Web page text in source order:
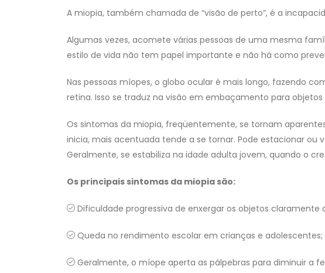
A miopia, também chamada de “visão de perto”, é a
Algumas vezes, acomete várias pessoas de uma mesma
estilo de vida não tem papel importante e não há como
Nas pessoas míopes, o globo ocular é mais longo, fazendo
retina. Isso se traduz na visão em embaçamento para
Os sintomas da miopia, freqüentemente, se tornam
inicia, mais acentuada tende a se tornar. Pode estacionar ou
Geralmente, se estabiliza na idade adulta jovem, quando o
Os principais sintomas da miopia são:
Dificuldade progressiva de enxergar os objetos claramente
Queda no rendimento escolar em crianças e adolescentes;
Geralmente, o míope aperta as pálpebras para diminuir a